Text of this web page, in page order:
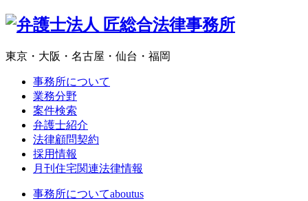
東京・大阪・名古屋・仙台・福岡
事務所について
業務分野
案件検索
弁護士紹介
法律顧問契約
採用情報
月刊住宅関連法律情報
事務所についてaboutus